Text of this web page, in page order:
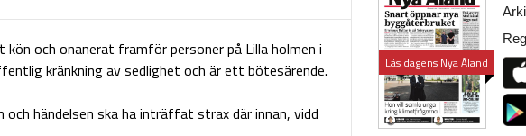
och onanerat framför personer på Lilla holmen i
kränkning av sedlighet och är ett bötesärende.
händelsen ska ha inträffat strax där innan, vidd
Läs dagens Nya Åland